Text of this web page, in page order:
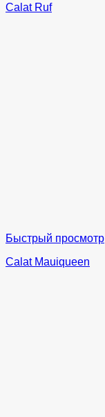
Calat Ruf
Быстрый просмотр
Calat Mauiqueen